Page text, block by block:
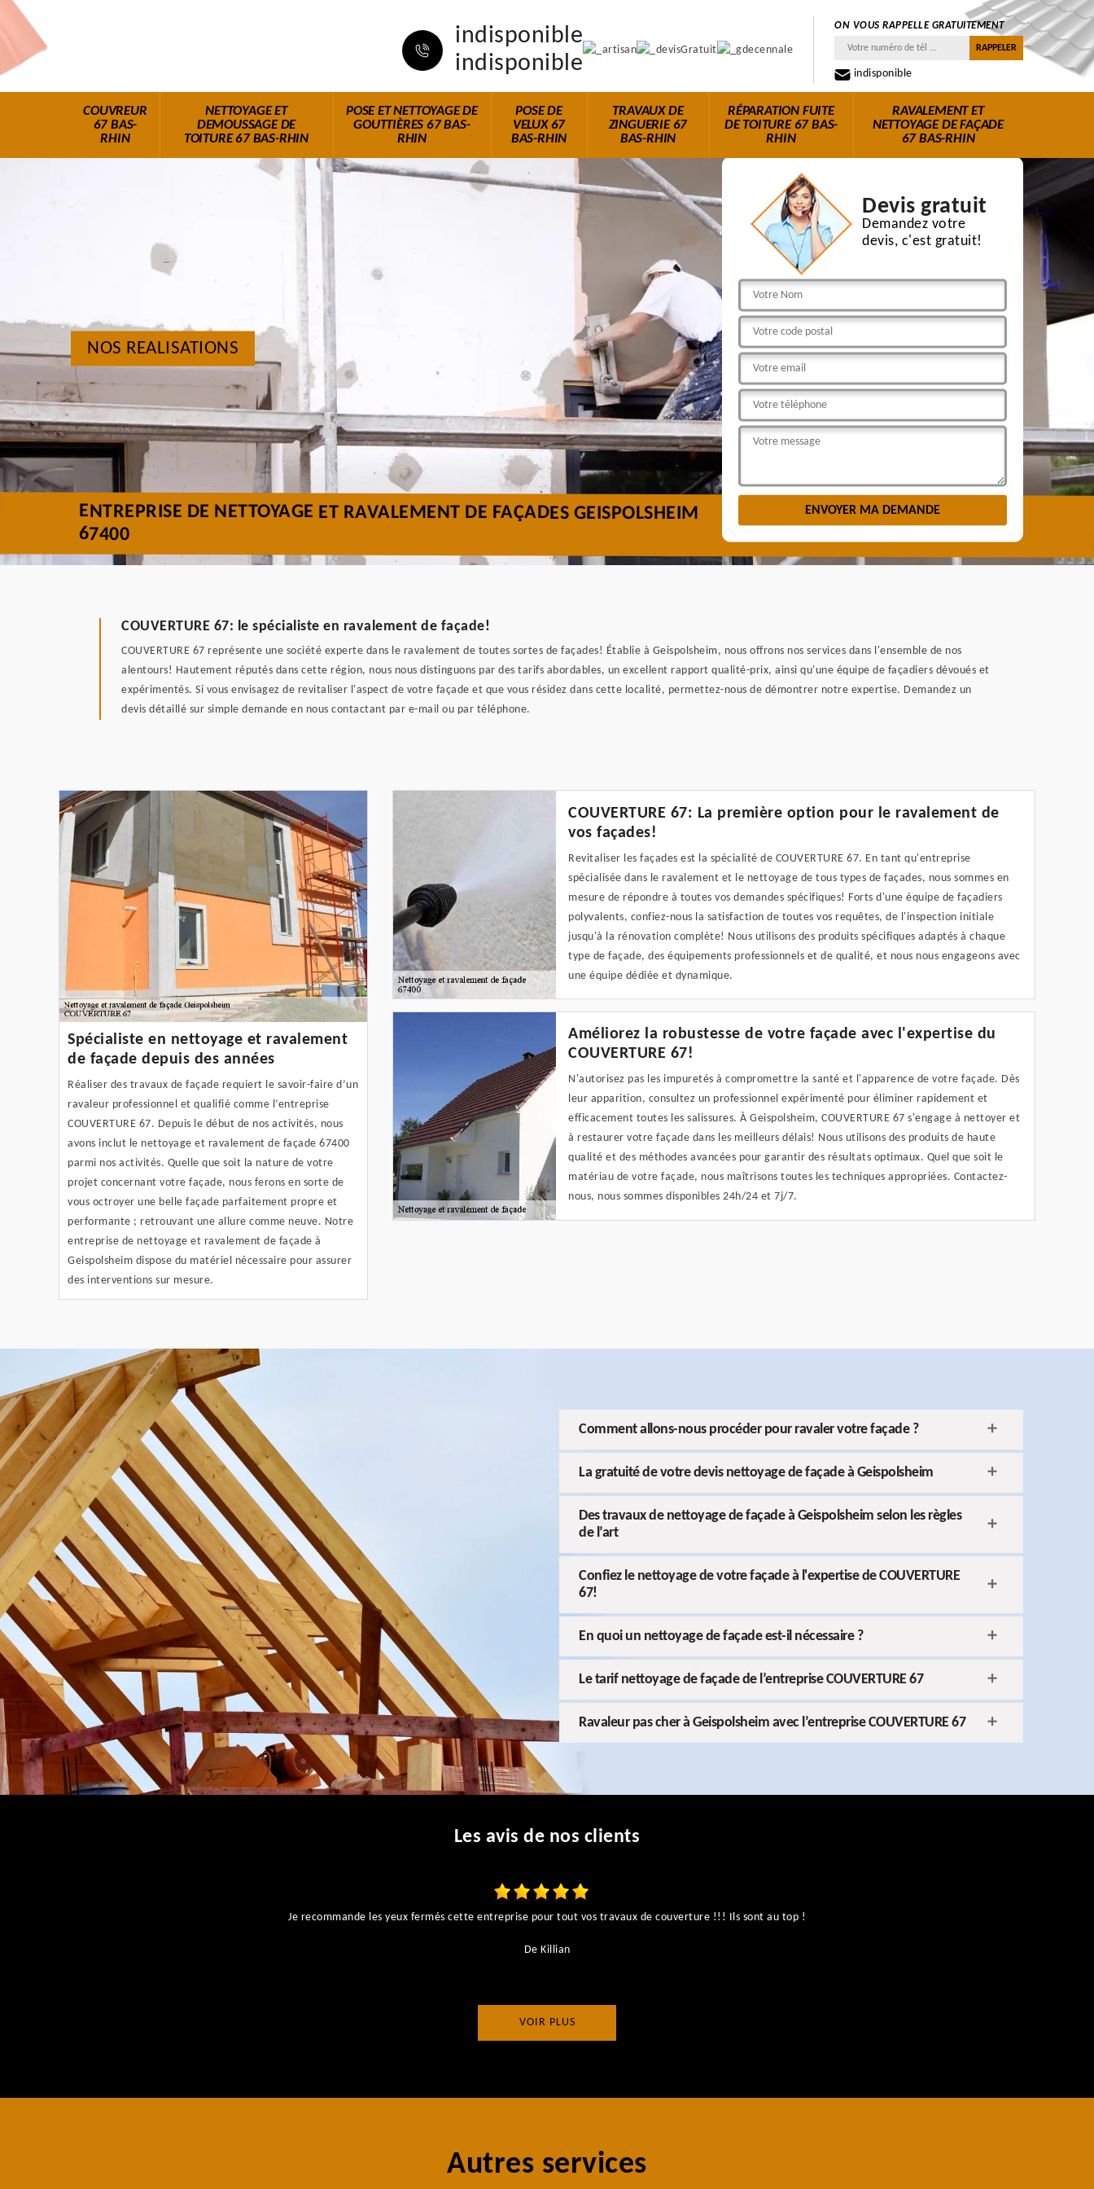
indisponible
indisponible
ON VOUS RAPPELLE GRATUITEMENT
indisponible
COUVREUR
67 BAS-
RHIN
NETTOYAGE ET
DEMOUSSAGE DE
TOITURE 67 BAS-RHIN
POSE ET NETTOYAGE DE
GOUTTIÈRES 67 BAS-
RHIN
POSE DE
VELUX 67
BAS-RHIN
TRAVAUX DE
ZINGUERIE 67
BAS-RHIN
RÉPARATION FUITE
DE TOITURE 67 BAS-
RHIN
RAVALEMENT ET
NETTOYAGE DE FAÇADE
67 BAS-RHIN
NOS REALISATIONS
Devis gratuit
Demandez votre
devis, c'est gratuit!
ENTREPRISE DE NETTOYAGE ET RAVALEMENT DE FAÇADES GEISPOLSHEIM
67400
COUVERTURE 67: le spécialiste en ravalement de façade!
COUVERTURE 67 représente une société experte dans le ravalement de toutes sortes de façades! Établie à Geispolsheim, nous offrons nos services dans l'ensemble de nos
alentours! Hautement réputés dans cette région, nous nous distinguons par des tarifs abordables, un excellent rapport qualité-prix, ainsi qu'une équipe de façadiers dévoués et
expérimentés. Si vous envisagez de revitaliser l'aspect de votre façade et que vous résidez dans cette localité, permettez-nous de démontrer notre expertise. Demandez un
devis détaillé sur simple demande en nous contactant par e-mail ou par téléphone.
Spécialiste en nettoyage et ravalement
de façade depuis des années
Réaliser des travaux de façade requiert le savoir-faire d’un
ravaleur professionnel et qualifié comme l’entreprise
COUVERTURE 67. Depuis le début de nos activités, nous
avons inclut le nettoyage et ravalement de façade 67400
parmi nos activités. Quelle que soit la nature de votre
projet concernant votre façade, nous ferons en sorte de
vous octroyer une belle façade parfaitement propre et
performante ; retrouvant une allure comme neuve. Notre
entreprise de nettoyage et ravalement de façade à
Geispolsheim dispose du matériel nécessaire pour assurer
des interventions sur mesure.
COUVERTURE 67: La première option pour le ravalement de
vos façades!
Revitaliser les façades est la spécialité de COUVERTURE 67. En tant qu'entreprise
spécialisée dans le ravalement et le nettoyage de tous types de façades, nous sommes en
mesure de répondre à toutes vos demandes spécifiques! Forts d'une équipe de façadiers
polyvalents, confiez-nous la satisfaction de toutes vos requêtes, de l'inspection initiale
jusqu'à la rénovation complète! Nous utilisons des produits spécifiques adaptés à chaque
type de façade, des équipements professionnels et de qualité, et nous nous engageons avec
une équipe dédiée et dynamique.
Améliorez la robustesse de votre façade avec l'expertise du
COUVERTURE 67!
N'autorisez pas les impuretés à compromettre la santé et l'apparence de votre façade. Dès
leur apparition, consultez un professionnel expérimenté pour éliminer rapidement et
efficacement toutes les salissures. À Geispolsheim, COUVERTURE 67 s'engage à nettoyer et
à restaurer votre façade dans les meilleurs délais! Nous utilisons des produits de haute
qualité et des méthodes avancées pour garantir des résultats optimaux. Quel que soit le
matériau de votre façade, nous maîtrisons toutes les techniques appropriées. Contactez-
nous, nous sommes disponibles 24h/24 et 7j/7.
Comment allons-nous procéder pour ravaler votre façade ?
La gratuité de votre devis nettoyage de façade à Geispolsheim
Des travaux de nettoyage de façade à Geispolsheim selon les règles
de l’art
Confiez le nettoyage de votre façade à l'expertise de COUVERTURE
67!
En quoi un nettoyage de façade est-il nécessaire ?
Le tarif nettoyage de façade de l’entreprise COUVERTURE 67
Ravaleur pas cher à Geispolsheim avec l’entreprise COUVERTURE 67
Les avis de nos clients
Je recommande les yeux fermés cette entreprise pour tout vos travaux de couverture !!! Ils sont au top !
De Killian
VOIR PLUS
Autres services